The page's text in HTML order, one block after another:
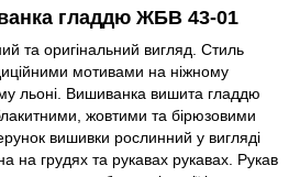
гладдю ЖБВ 43-01
та оригінальний вигляд. Стиль
мотивами на ніжному
льоні. Вишиванка вишита гладдю
жовтими та бірюзовими
вишивки рослинний у вигляді
на грудях та рукавах рукавах. Рукав